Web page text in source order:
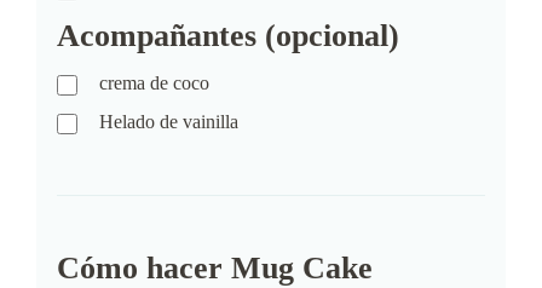
Acompañantes (opcional)
crema de coco
Helado de vainilla
Cómo hacer Mug Cake